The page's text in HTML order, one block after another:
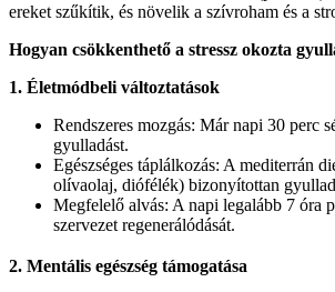
ereket szűkítik, és növelik a szívroham és a
Hogyan csökkenthető a stressz okozta
1. Életmódbeli változtatások
Rendszeres mozgás: Már napi 30 perc
gyulladást.
Egészséges táplálkozás: A mediterrán
olívaolaj, diófélék) bizonyítottan
Megfelelő alvás: A napi legalább 7 óra
szervezet regenerálódását.
2. Mentális egészség támogatása